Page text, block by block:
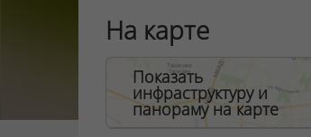
ООО "Твоя столицаконсалт",
Договор на оказание
На карте
Показать
инфраструктуру и
панораму на карте